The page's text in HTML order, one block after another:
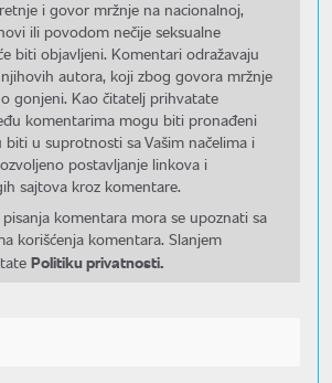
i govor mržnje na nacionalnoj,
ili povodom nečije seksualne
biti objavljeni. Komentari odražavaju
autora, koji zbog govora mržnje
gonjeni. Kao čitatelj prihvatate
komentarima mogu biti pronađeni
u suprotnosti sa Vašim načelima i
postavljanje linkova i
sajtova kroz komentare.
komentara mora se upoznati sa
korišćenja komentara. Slanjem
Politiku privatnosti.